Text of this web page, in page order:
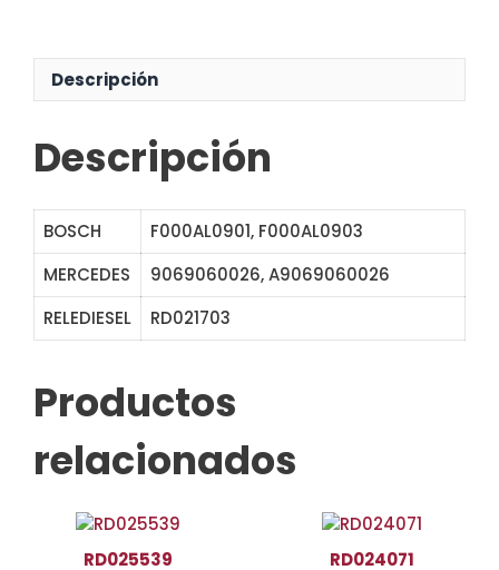
Descripción
Descripción
BOSCH
F000AL0901, F000AL0903
MERCEDES
9069060026, A9069060026
RELEDIESEL
RD021703
Productos
relacionados
RD025539 RD024071